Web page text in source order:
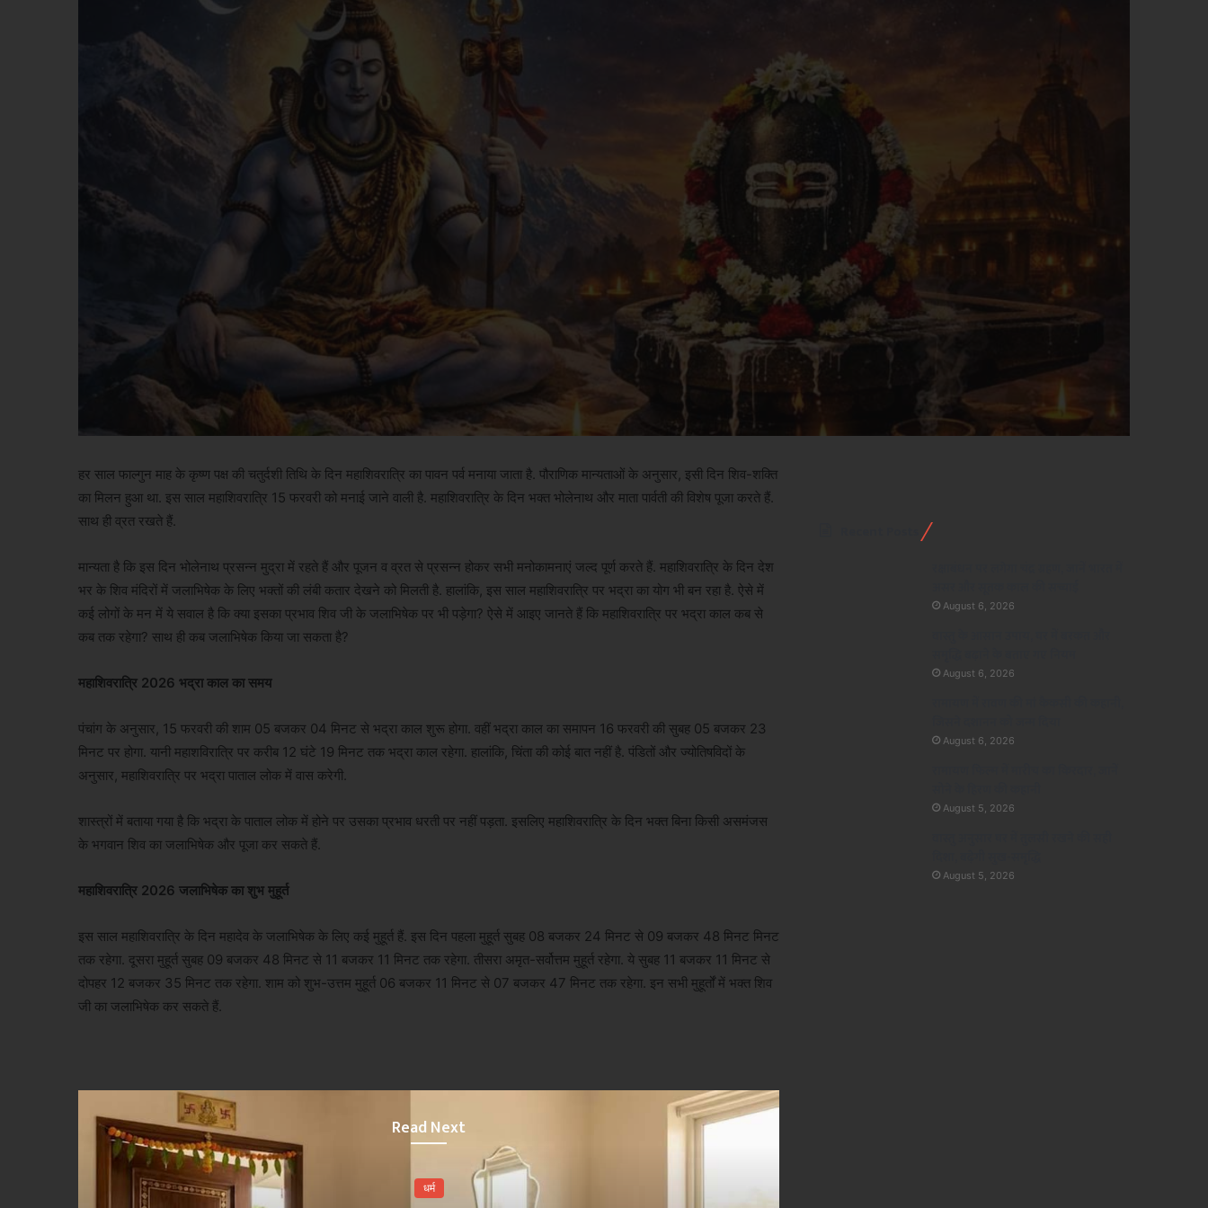
हर साल फाल्गुन माह के कृष्ण पक्ष की चतुर्दशी तिथि के दिन महाशिवरात्रि का पावन पर्व मनाया जाता है. पौराणिक मान्यताओं के अनुसार, इसी दिन शिव-शक्ति
का मिलन हुआ था. इस साल महाशिवरात्रि 15 फरवरी को मनाई जाने वाली है. महाशिवरात्रि के दिन भक्त भोलेनाथ और माता पार्वती की विशेष पूजा करते हैं.
साथ ही व्रत रखते हैं.
मान्यता है कि इस दिन भोलेनाथ प्रसन्न मुद्रा में रहते हैं और पूजन व व्रत से प्रसन्न होकर सभी मनोकामनाएं जल्द पूर्ण करते हैं. महाशिवरात्रि के दिन देश
भर के शिव मंदिरों में जलाभिषेक के लिए भक्तों की लंबी कतार देखने को मिलती है. हालांकि, इस साल महाशिवरात्रि पर भद्रा का योग भी बन रहा है. ऐसे में
कई लोगों के मन में ये सवाल है कि क्या इसका प्रभाव शिव जी के जलाभिषेक पर भी पड़ेगा? ऐसे में आइए जानते हैं कि महाशिवरात्रि पर भद्रा काल कब से
कब तक रहेगा? साथ ही कब जलाभिषेक किया जा सकता है?
महाशिवरात्रि 2026 भद्रा काल का समय
पंचांग के अनुसार, 15 फरवरी की शाम 05 बजकर 04 मिनट से भद्रा काल शुरू होगा. वहीं भद्रा काल का समापन 16 फरवरी की सुबह 05 बजकर 23
मिनट पर होगा. यानी महाशविरात्रि पर करीब 12 घंटे 19 मिनट तक भद्रा काल रहेगा. हालांकि, चिंता की कोई बात नहीं है. पंडितों और ज्योतिषविदों के
अनुसार, महाशिवरात्रि पर भद्रा पाताल लोक में वास करेगी.
शास्त्रों में बताया गया है कि भद्रा के पाताल लोक में होने पर उसका प्रभाव धरती पर नहीं पड़ता. इसलिए महाशिवरात्रि के दिन भक्त बिना किसी असमंजस
के भगवान शिव का जलाभिषेक और पूजा कर सकते हैं.
महाशिवरात्रि 2026 जलाभिषेक का शुभ मुहूर्त
इस साल महाशिवरात्रि के दिन महादेव के जलाभिषेक के लिए कई मुहूर्त हैं. इस दिन पहला मुहूर्त सुबह 08 बजकर 24 मिनट से 09 बजकर 48 मिनट मिनट
तक रहेगा. दूसरा मुहूर्त सुबह 09 बजकर 48 मिनट से 11 बजकर 11 मिनट तक रहेगा. तीसरा अमृत-सर्वोत्तम मुहूर्त रहेगा. ये सुबह 11 बजकर 11 मिनट से
दोपहर 12 बजकर 35 मिनट तक रहेगा. शाम को शुभ-उत्तम मुहूर्त 06 बजकर 11 मिनट से 07 बजकर 47 मिनट तक रहेगा. इन सभी मुहूर्तों में भक्त शिव
जी का जलाभिषेक कर सकते हैं.
Read Next
August 6, 2026
August 6, 2026
August 6, 2026
August 5, 2026
August 5, 2026